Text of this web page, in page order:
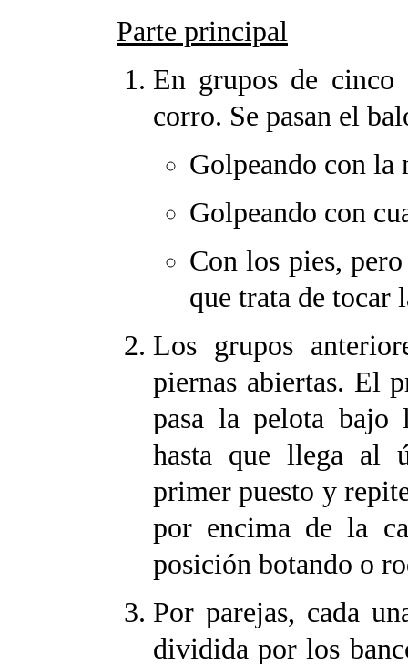
Parte principal
En grupos de cinco
corro. Se pasan el
Golpeando con la
Golpeando con
Con los pies,
que trata de tocar
Los grupos
piernas abiertas. El
pasa la pelota bajo
hasta que llega al
primer puesto y
por encima de la
posición botando o
Por parejas, cada
dividida por los